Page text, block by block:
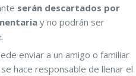
serán descartados por
y no podrán ser
enviar a un amigo o familiar
hace responsable de llenar el